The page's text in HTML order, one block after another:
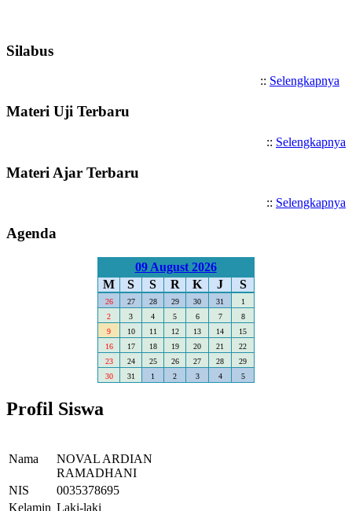
Silabus
:: Selengkapnya
Materi Uji Terbaru
:: Selengkapnya
Materi Ajar Terbaru
:: Selengkapnya
Agenda
09 August 2026
M
S S R K J S
26 27 28 29 30 31
1
2
3 4 5 6 7
8
9
10 11 12 13 14
15
16
17 18 19 20 21
22
23
24 25 26 27 28
29
30
31 1 2 3 4 5
Profil Siswa
Nama
NOVAL ARDIAN
RAMADHANI
NIS
0035378695
Kelamin Laki-laki